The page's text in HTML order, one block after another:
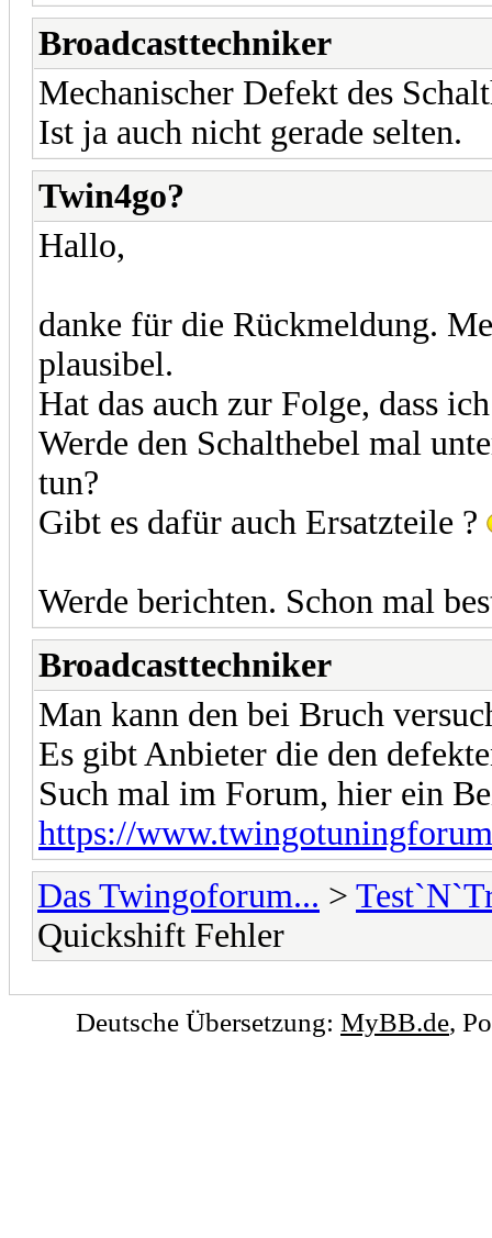
Broadcasttechniker
Mechanischer Defekt des
Ist ja auch nicht gerade selten.
Twin4go?
Hallo,
danke für die Rückmeldung.
plausibel.
Hat das auch zur Folge, dass
Werde den Schalthebel mal
tun?
Gibt es dafür auch Ersatzteile ?
Werde berichten. Schon mal
Broadcasttechniker
Man kann den bei Bruch
Es gibt Anbieter die den
Such mal im Forum, hier ein
https://
Das Twingoforum... >
Quickshift Fehler
Deutsche Übersetzung: MyBB.de,